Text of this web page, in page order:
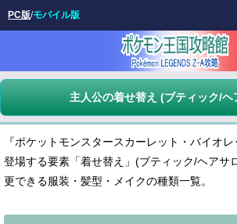
主人公の着せ替え (ブティック/ヘ
『ポケットモンスタースカーレット・バイオ
登場する要素「着せ替え」(ブティック/ヘアサ
更できる服装・髪型・メイクの種類一覧。
PC版/モバイル版